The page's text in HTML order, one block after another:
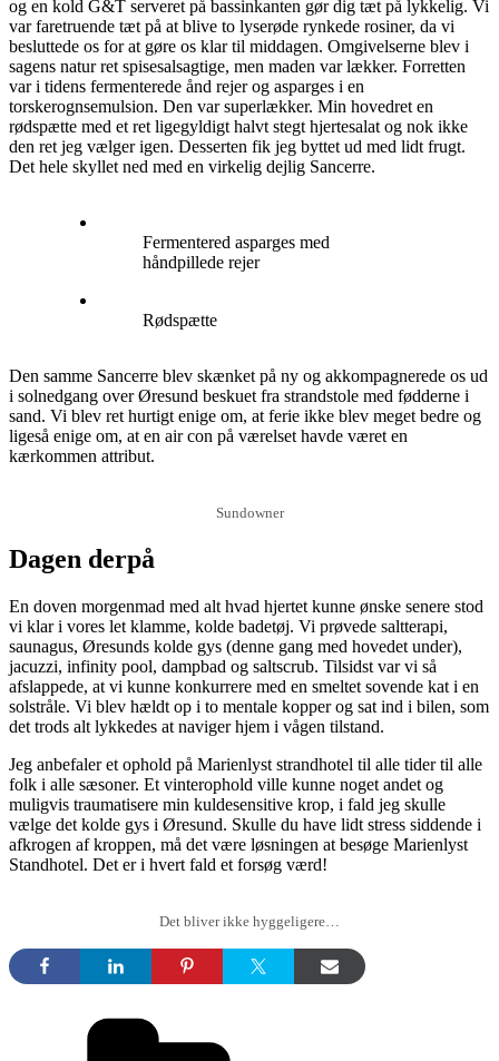
og en kold G&T serveret på bassinkanten gør dig tæt på lykkelig. Vi
var faretruende tæt på at blive to lyserøde rynkede rosiner, da vi
besluttede os for at gøre os klar til middagen. Omgivelserne blev i
sagens natur ret spisesalsagtige, men maden var lækker. Forretten
var i tidens fermenterede ånd rejer og asparges i en
torskerognsemulsion. Den var superlækker. Min hovedret en
rødspætte med et ret ligegyldigt halvt stegt hjertesalat og nok ikke
den ret jeg vælger igen. Desserten fik jeg byttet ud med lidt frugt.
Det hele skyllet ned med en virkelig dejlig Sancerre.
Fermentered asparges med
håndpillede rejer
Rødspætte
Den samme Sancerre blev skænket på ny og akkompagnerede os ud
i solnedgang over Øresund beskuet fra strandstole med fødderne i
sand. Vi blev ret hurtigt enige om, at ferie ikke blev meget bedre og
ligeså enige om, at en air con på værelset havde været en
kærkommen attribut.
Sundowner
Dagen derpå
En doven morgenmad med alt hvad hjertet kunne ønske senere stod
vi klar i vores let klamme, kolde badetøj. Vi prøvede saltterapi,
saunagus, Øresunds kolde gys (denne gang med hovedet under),
jacuzzi, infinity pool, dampbad og saltscrub. Tilsidst var vi så
afslappede, at vi kunne konkurrere med en smeltet sovende kat i en
solstråle. Vi blev hældt op i to mentale kopper og sat ind i bilen, som
det trods alt lykkedes at naviger hjem i vågen tilstand.
Jeg anbefaler et ophold på Marienlyst strandhotel til alle tider til alle
folk i alle sæsoner. Et vinterophold ville kunne noget andet og
muligvis traumatisere min kuldesensitive krop, i fald jeg skulle
vælge det kolde gys i Øresund. Skulle du have lidt stress siddende i
afkrogen af kroppen, må det være løsningen at besøge Marienlyst
Standhotel. Det er i hvert fald et forsøg værd!
Det bliver ikke hyggeligere…